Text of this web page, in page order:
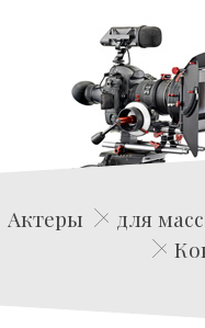
Актеры для